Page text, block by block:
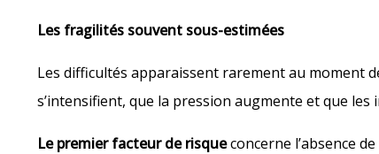
Les fragilités souvent sous-estimées
Les difficultés apparaissent rarement au moment
s’intensifient, que la pression augmente et que
Le premier facteur de risqueconcerne l’absence